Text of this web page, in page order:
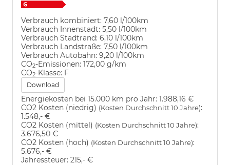
Verbrauch kombiniert: 7,60 l/100km
Verbrauch Innenstadt: 5,50 l/100km
Verbrauch Stadtrand: 6,10 l/100km
Verbrauch Landstraße: 7,50 l/100km
Verbrauch Autobahn: 9,20 l/100km
CO2-Emissionen: 172,00 g/km
CO2-Klasse: F
Download
Energiekosten bei 15.000 km pro Jahr: 1.988,16 €
CO2 Kosten (niedrig) (Kosten Durchschnitt 10 Jahre):
1.548,- €
CO2 Kosten (mittel) (Kosten Durchschnitt 10 Jahre):
3.676,50 €
CO2 Kosten (hoch) (Kosten Durchschnitt 10 Jahre):
5.676,- €
Jahressteuer: 215,- €